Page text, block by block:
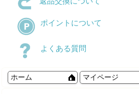
ポイントについて
よくある質問
ホーム マイページ